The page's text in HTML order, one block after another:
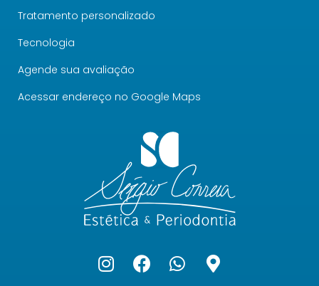
Tratamento personalizado
Tecnologia
Agende sua avaliação
Acessar endereço no Google Maps